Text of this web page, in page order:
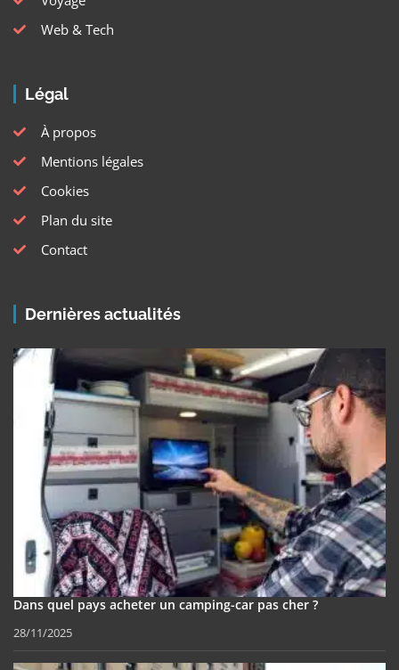
Web & Tech
Légal
À propos
Mentions légales
Cookies
Plan du site
Contact
Dernières actualités
Dans quel pays acheter un camping-car pas cher ?
28/11/2025